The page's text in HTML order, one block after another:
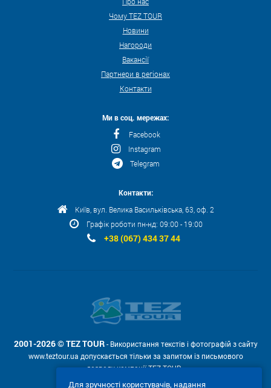
Чому TEZ TOUR
Новини
Нагороди
Вакансії
Партнери в регіонах
Контакти
Ми в соц. мережах:
Facebook
Instagram
Telegram
Контакти:
Київ, вул. Велика Васильківська, 63, оф. 2
Графік роботи пн-нд: 09:00 - 19:00
+38 (067) 434 37 44
2001-2026 © TEZ TOUR - Використання текстів і фотографій з сайту
www.teztour.ua допускається тільки за запитом із письмового
дозволу компанії TEZ TOUR .
Для зручності користувачів, надання